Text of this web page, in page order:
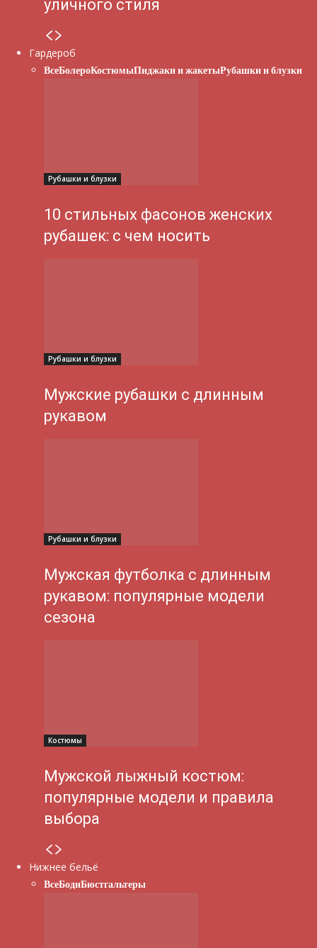
уличного стиля
Гардероб
ВсеБолероКостюмыПиджаки и жакетыРубашки и блузки
Рубашки и блузки
10 стильных фасонов женских
рубашек: с чем носить
Рубашки и блузки
Мужские рубашки с длинным
рукавом
Рубашки и блузки
Мужская футболка с длинным
рукавом: популярные модели
сезона
Костюмы
Мужской лыжный костюм:
популярные модели и правила
выбора
Нижнее бельё
ВсеБодиБюстгальтеры